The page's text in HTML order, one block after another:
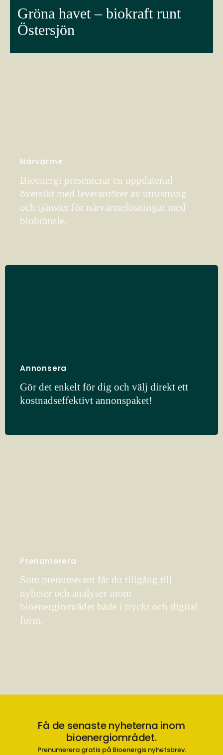
Gröna havet – biokraft runt
Östersjön
Närvärme
Bioenergi presenterar en uppdaterad
översikt med leverantörer av utrustning
och tjänster för närvärmelösningar med
biobränsle.
Annonsera
Gör det enkelt för dig och välj direkt ett
kostnadseffektivt annonspaket!
Prenumerera
Som prenumerant får du tillgång till
nyheter och analyser inom
bioenergiområdet både i tryckt och digital
form.
Få de senaste nyheterna inom
bioenergiområdet.
Prenumerera gratis på Bioenergis nyhetsbrev.